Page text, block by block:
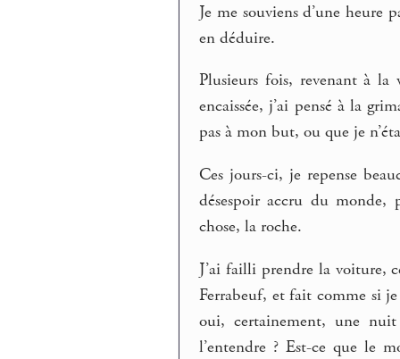
Je me souviens d’une heure
en déduire.
Plusieurs fois, revenant à
encaissée, j’ai pensé à la
pas à mon but, ou que je
Ces jours-ci, je repense
désespoir accru du monde,
chose, la roche.
J’ai failli prendre la voiture,
Ferrabeuf, et fait comme si je
oui, certainement, une
l’entendre ? Est-ce que le